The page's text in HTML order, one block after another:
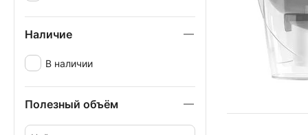
Наличие
В наличии
Полезный объём